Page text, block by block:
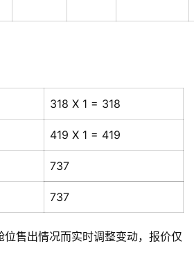
318 X 1 = 318
419 X 1 = 419
737
737
售出情况而实时调整变动，报价仅